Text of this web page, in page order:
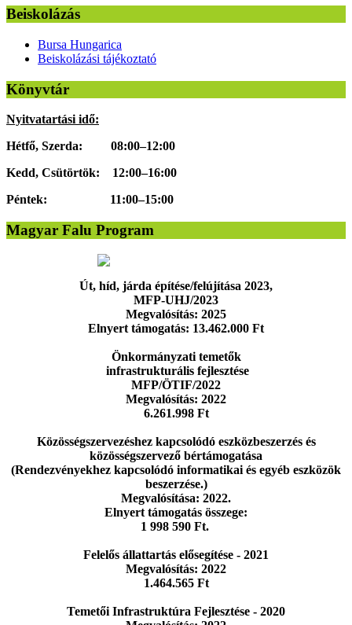
Beiskolázás
Bursa Hungarica
Beiskolázási tájékoztató
Könyvtár
Nyitvatartási idő:
Hétfő, Szerda: 08:00–12:00
Kedd, Csütörtök: 12:00–16:00
Péntek: 11:00–15:00
Magyar Falu Program
Út, híd, járda építése/felújítása 2023,
MFP-UHJ/2023
Megvalósítás: 2025
Elnyert támogatás: 13.462.000 Ft
Önkormányzati temetők
infrastrukturális fejlesztése
MFP/ÖTIF/2022
Megvalósítás: 2022
6.261.998 Ft
Közösségszervezéshez kapcsolódó eszközbeszerzés és
közösségszervező bértámogatása
(Rendezvényekhez kapcsolódó informatikai és egyéb eszközök
beszerzése.)
Megvalósítása: 2022.
Elnyert támogatás összege:
1 998 590 Ft.
Felelős állattartás elősegítése - 2021
Megvalósítás: 2022
1.464.565 Ft
Temetői Infrastruktúra Fejlesztése - 2020